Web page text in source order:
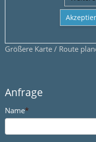
Größere Karte / Route
Anfrage
Name*